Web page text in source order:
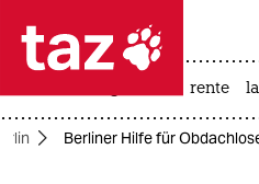
 taz zahl
taz zahl ich
rente
Berliner Hilfe für